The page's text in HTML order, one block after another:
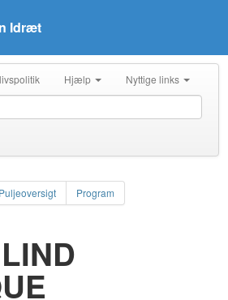
Idræt
Hjælp Nyttige links
Puljeoversigt Program